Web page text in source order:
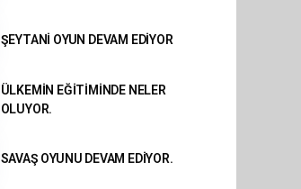
ŞEYTANİ OYUN DEVAM EDİYOR
ÜLKEMİN EĞİTİMİNDE NELER
OLUYOR.
SAVAŞ OYUNU DEVAM EDİYOR.